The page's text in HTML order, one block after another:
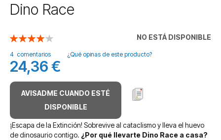
Saltar
al
de
la
galería
de
imágenes
Dino Race
NO ESTÁ DISPONIBLE
Valoración:
4 comentarios ¿Qué opinas de este producto?
24,36 €
AVISADME CUANDO ESTÉ
DISPONIBLE
¡Escapa de la Extinción! Sobrevive al cataclismo y lleva el huevo
de dinosaurio contigo. ¿Por qué llevarte Dino Race a casa?